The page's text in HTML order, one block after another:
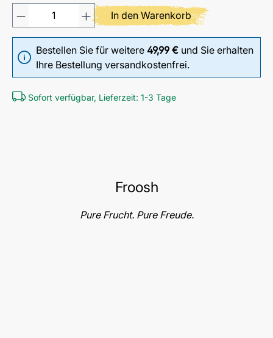
Produkt Anzahl: Gib den
In den Warenkorb
Bestellen Sie für weitere 49,99 € und Sie erhalten
Ihre Bestellung versandkostenfrei.
Sofort verfügbar, Lieferzeit: 1-3 Tage
Froosh
Pure Frucht. Pure Freude.